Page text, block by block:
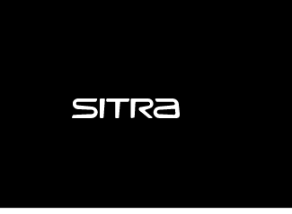
Sitra